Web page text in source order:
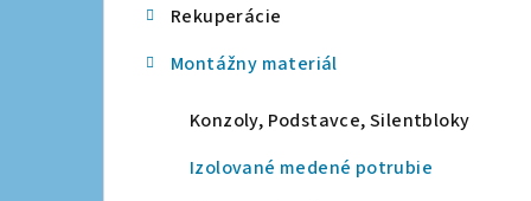
Rekuperácie
Montážny materiál
Konzoly, Podstavce, Silentbloky
Izolované medené potrubie